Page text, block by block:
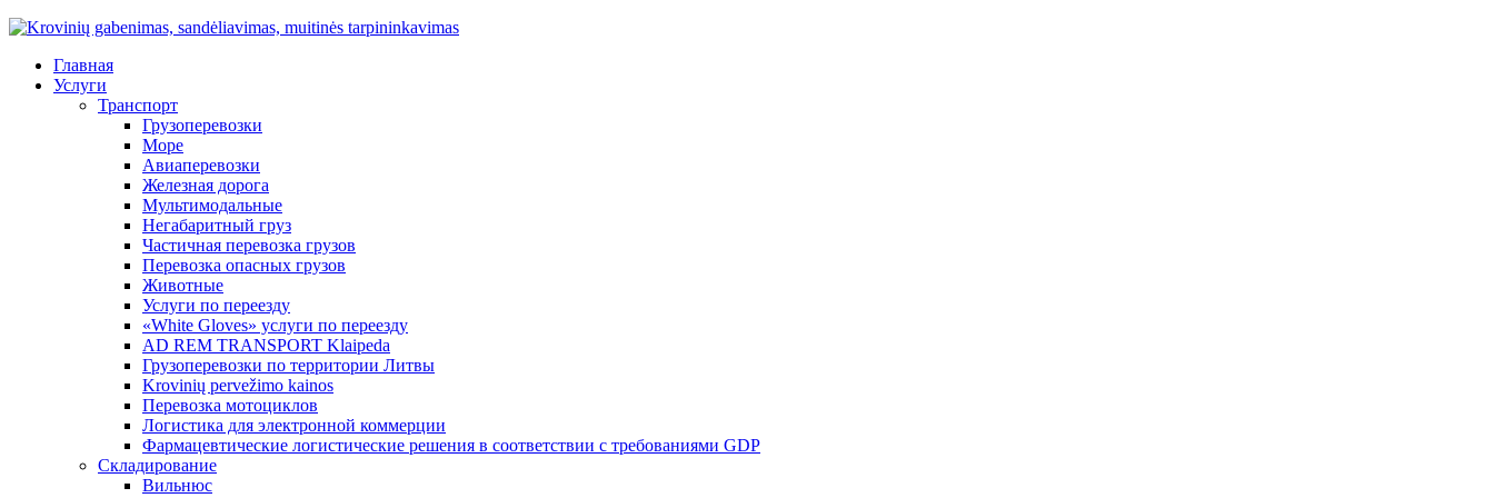
Главная
Услуги
Транспорт
Грузоперевозки
Море
Авиаперевозки
Железная дорога
Мультимодальные
Негабаритный груз
Частичная перевозка грузов
Перевозка опасных грузов
Животные
Услуги по переезду
«White Gloves» услуги по переезду
AD REM TRANSPORT Klaipeda
Грузоперевозки по территории Литвы
Krovinių pervežimo kainos
Перевозка мотоциклов
Логистика для электронной коммерции
Фармацевтические логистические решения в соответствии с требованиями GDP
Складирование
Вильнюс